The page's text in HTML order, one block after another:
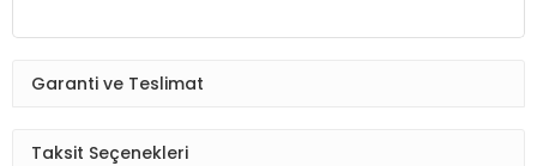
Garanti ve Teslimat
Taksit Seçenekleri